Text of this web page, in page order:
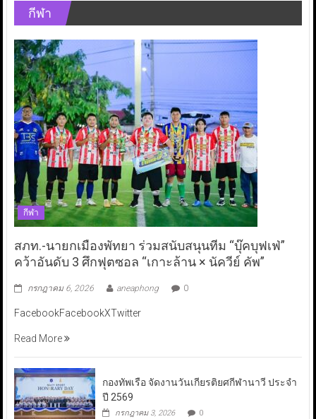
กีฬา
กีฬา
สภท.-นายกเมืองพัทยา ร่วมสนับสนุนทีม “บุ๊คบุฟเฟ่”
คว้าอันดับ 3 ศึกฟุตซอล “เกาะล้าน × นัควีย์ คัพ”
กรกฎาคม 6, 2026 aneaphong 0
FacebookFacebookXTwitter
Read More
กองทัพเรือ จัดงานวันเกียรติยศกีฬานาวี ประจำ
ปี 2569
กรกฎาคม 3, 2026 0